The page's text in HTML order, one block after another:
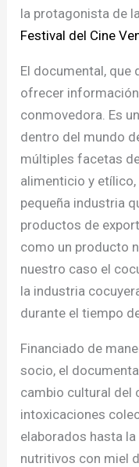
la protagonista de
Festival del Cine
El documental, que
ofrecer
conmovedora. Es
dentro del mundo
múltiples facetas
alimenticio y etílico,
pequeña industria
productos de
como un producto
nuestro caso el
la industria
durante el tiempo
Financiado de
socio, el
cambio cultural del
intoxicaciones
elaborados hasta
nutritivos con miel